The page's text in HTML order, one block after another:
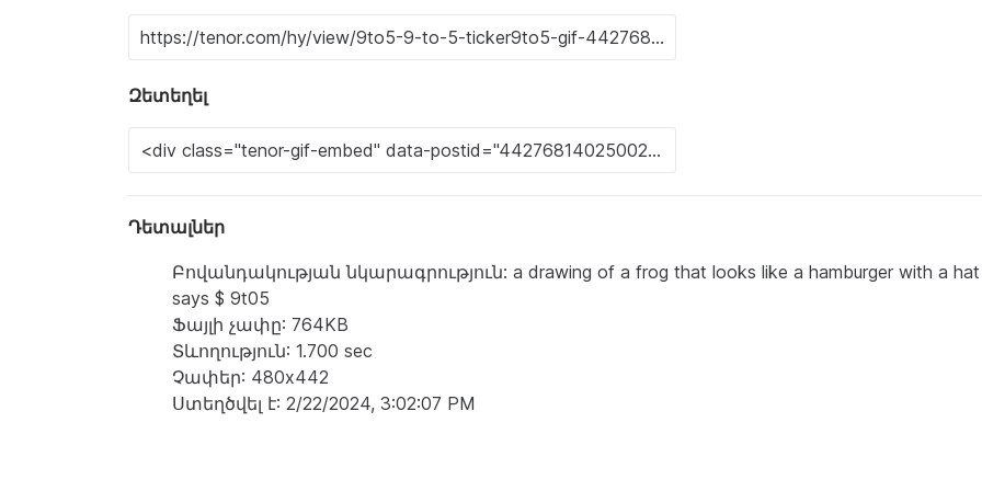
Զետեղել
Դետալներ
Բովանդակության նկարագրություն: a drawing of a frog that looks like a hamburger with a
says $ 9t05
Ֆայլի չափը: 764KB
Տևողություն: 1.700 sec
Չափեր: 480x442
Ստեղծվել է: 2/22/2024, 3:02:07 PM